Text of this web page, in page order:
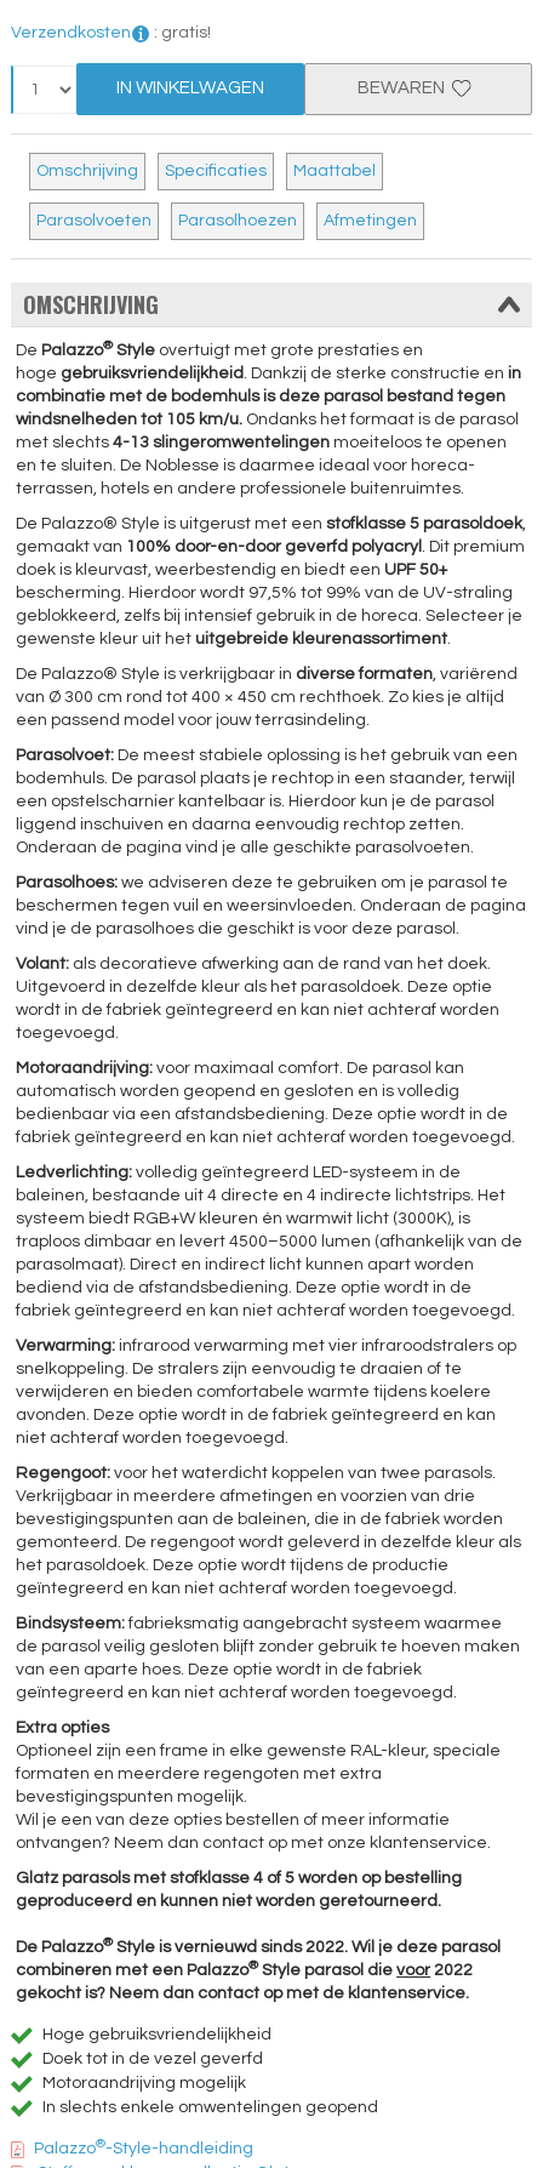
Verzendkosten : gratis!
IN WINKELWAGEN BEWAREN
Omschrijving Specificaties Maattabel
Parasolvoeten Parasolhoezen Afmetingen
OMSCHRIJVING
De Palazzo®Style overtuigt met grote prestaties en
hoge gebruiksvriendelijkheid . Dankzij de sterke constructie en in
combinatie met de bodemhuls is deze parasol bestand tegen
windsnelheden tot 105 km/u. Ondanks het formaat is de parasol
met slechts 4-13 slingeromwentelingen moeiteloos te openen
en te sluiten. De Noblesse is daarmee ideaal voor horeca-
terrassen, hotels en andere professionele buitenruimtes.
De Palazzo® Style is uitgerust met eenstofklasse 5 parasoldoek,
gemaakt van 100% door-en-door geverfd polyacryl . Dit premium
doek is kleurvast, weerbestendig en biedt een UPF 50+
bescherming. Hierdoor wordt 97,5% tot 99% van de UV-straling
geblokkeerd, zelfs bij intensief gebruik in de horeca. Selecteer je
gewenste kleur uit het uitgebreide kleurenassortiment.
De Palazzo® Style is verkrijgbaar in diverse formaten, variërend
van Ø 300 cm rond tot 400 × 450 cm rechthoek. Zo kies je altijd
een passend model voor jouw terrasindeling.
Parasolvoet: De meest stabiele oplossing is het gebruik van een
bodemhuls. De parasol plaats je rechtop in een staander, terwijl
een opstelscharnier kantelbaar is. Hierdoor kun je de parasol
liggend inschuiven en daarna eenvoudig rechtop zetten.
Onderaan de pagina vind je alle geschikte parasolvoeten.
Parasolhoes: we adviseren deze te gebruiken om je parasol te
beschermen tegen vuil en weersinvloeden. Onderaan de pagina
vind je de parasolhoes die geschikt is voor deze parasol.
Volant: als decoratieve afwerking aan de rand van het doek.
Uitgevoerd in dezelfde kleur als het parasoldoek. Deze optie
wordt in de fabriek geïntegreerd en kan niet achteraf worden
toegevoegd.
Motoraandrijving: voor maximaal comfort. De parasol kan
automatisch worden geopend en gesloten en is volledig
bedienbaar via een afstandsbediening. Deze optie wordt in de
fabriek geïntegreerd en kan niet achteraf worden toegevoegd.
Ledverlichting: volledig geïntegreerd LED-systeem in de
baleinen, bestaande uit 4 directe en 4 indirecte lichtstrips. Het
systeem biedt RGB+W kleuren én warmwit licht (3000K), is
traploos dimbaar en levert 4500–5000 lumen (afhankelijk van de
parasolmaat). Direct en indirect licht kunnen apart worden
bediend via de afstandsbediening. Deze optie wordt in de
fabriek geïntegreerd en kan niet achteraf worden toegevoegd.
Verwarming: infrarood verwarming met vier infraroodstralers op
snelkoppeling. De stralers zijn eenvoudig te draaien of te
verwijderen en bieden comfortabele warmte tijdens koelere
avonden. Deze optie wordt in de fabriek geïntegreerd en kan
niet achteraf worden toegevoegd.
Regengoot: voor het waterdicht koppelen van twee parasols.
Verkrijgbaar in meerdere afmetingen en voorzien van drie
bevestigingspunten aan de baleinen, die in de fabriek worden
gemonteerd. De regengoot wordt geleverd in dezelfde kleur als
het parasoldoek. Deze optie wordt tijdens de productie
geïntegreerd en kan niet achteraf worden toegevoegd.
Bindsysteem:fabrieksmatig aangebracht systeem waarmee
de parasol veilig gesloten blijft zonder gebruik te hoeven maken
van een aparte hoes. Deze optie wordt in de fabriek
geïntegreerd en kan niet achteraf worden toegevoegd.
Extra opties
Optioneel zijn een frame in elke gewenste RAL-kleur, speciale
formaten en meerdere regengoten met extra
bevestigingspunten mogelijk.
Wil je een van deze opties bestellen of meer informatie
ontvangen? Neem dan contact op met onze klantenservice.
Glatz parasols met stofklasse 4 of 5 worden op bestelling
geproduceerd en kunnen niet worden geretourneerd.
De Palazzo®Style is vernieuwd sinds 2022. Wil je deze parasol
combineren met een Palazzo®Style parasol dievoor2022
gekocht is? Neem dan contact op met de klantenservice.
Hoge gebruiksvriendelijkheid
Doek tot in de vezel geverfd
Motoraandrijving mogelijk
In slechts enkele omwentelingen geopend
Palazzo®-Style-handleiding